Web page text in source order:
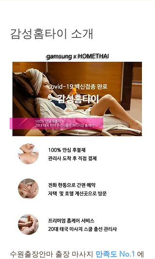
감성홈타이 소개
수원출장안마 출장 마사지 만족도 No.1 에